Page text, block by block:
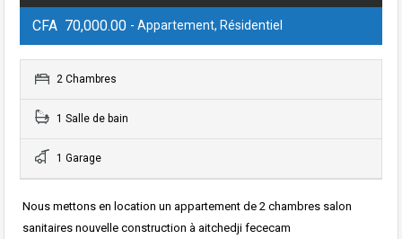
CFA 70,000.00 - Appartement, Résidentiel
2 Chambres
1 Salle de bain
1 Garage
Nous mettons en location un appartement de 2 chambres salon
sanitaires nouvelle construction à aitchedji fececam